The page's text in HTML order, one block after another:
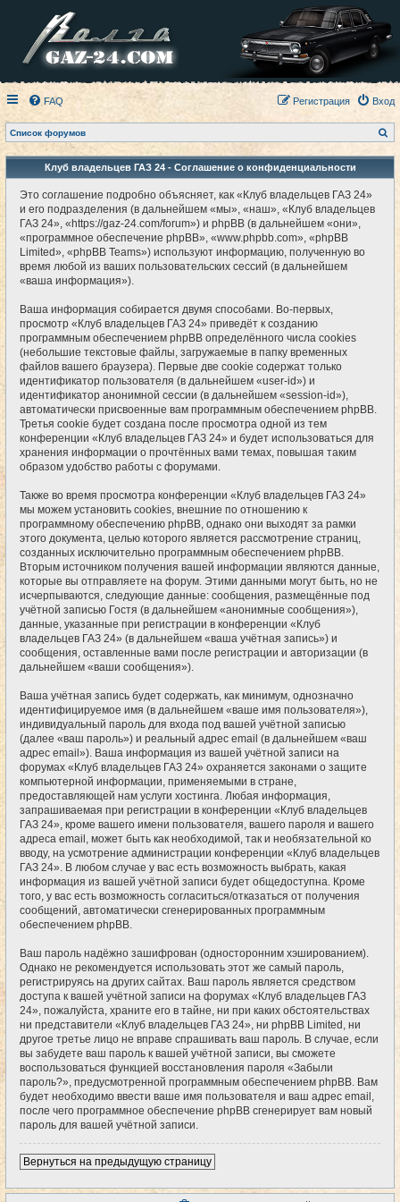
FAQ Вход
Регистрация
Список форумов
о
с
Клуб владельцев ГАЗ 24 - Соглашение о конфиденциальности
Это соглашение подробно объясняет, как «Клуб владельцев ГАЗ 24»
и его подразделения (в дальнейшем «мы», «наш», «Клуб владельцев
ГАЗ 24», «https://gaz-24.com/forum») и phpBB (в дальнейшем «они»,
«программное обеспечение phpBB», «www.phpbb.com», «phpBB
Limited», «phpBB Teams») используют информацию, полученную во
время любой из ваших пользовательских сессий (в дальнейшем
«ваша информация»).
Ваша информация собирается двумя способами. Во-первых,
просмотр «Клуб владельцев ГАЗ 24» приведёт к созданию
программным обеспечением phpBB определённого числа cookies
(небольшие текстовые файлы, загружаемые в папку временных
файлов вашего браузера). Первые две cookie содержат только
идентификатор пользователя (в дальнейшем «user-id») и
идентификатор анонимной сессии (в дальнейшем «session-id»),
автоматически присвоенные вам программным обеспечением phpBB.
Третья cookie будет создана после просмотра одной из тем
конференции «Клуб владельцев ГАЗ 24» и будет использоваться для
хранения информации о прочтённых вами темах, повышая таким
образом удобство работы с форумами.
Также во время просмотра конференции «Клуб владельцев ГАЗ 24»
мы можем установить cookies, внешние по отношению к
программному обеспечению phpBB, однако они выходят за рамки
этого документа, целью которого является рассмотрение страниц,
созданных исключительно программным обеспечением phpBB.
Вторым источником получения вашей информации являются данные,
которые вы отправляете на форум. Этими данными могут быть, но не
исчерпываются, следующие данные: сообщения, размещённые под
учётной записью Гостя (в дальнейшем «анонимные сообщения»),
данные, указанные при регистрации в конференции «Клуб
владельцев ГАЗ 24» (в дальнейшем «ваша учётная запись») и
сообщения, оставленные вами после регистрации и авторизации (в
дальнейшем «ваши сообщения»).
Ваша учётная запись будет содержать, как минимум, однозначно
идентифицируемое имя (в дальнейшем «ваше имя пользователя»),
индивидуальный пароль для входа под вашей учётной записью
(далее «ваш пароль») и реальный адрес email (в дальнейшем «ваш
адрес email»). Ваша информация из вашей учётной записи на
форумах «Клуб владельцев ГАЗ 24» охраняется законами о защите
компьютерной информации, применяемыми в стране,
предоставляющей нам услуги хостинга. Любая информация,
запрашиваемая при регистрации в конференции «Клуб владельцев
ГАЗ 24», кроме вашего имени пользователя, вашего пароля и вашего
адреса email, может быть как необходимой, так и необязательной ко
вводу, на усмотрение администрации конференции «Клуб владельцев
ГАЗ 24». В любом случае у вас есть возможность выбрать, какая
информация из вашей учётной записи будет общедоступна. Кроме
того, у вас есть возможность согласиться/отказаться от получения
сообщений, автоматически сгенерированных программным
обеспечением phpBB.
Ваш пароль надёжно зашифрован (односторонним хэшированием).
Однако не рекомендуется использовать этот же самый пароль,
регистрируясь на других сайтах. Ваш пароль является средством
доступа к вашей учётной записи на форумах «Клуб владельцев ГАЗ
24», пожалуйста, храните его в тайне, ни при каких обстоятельствах
ни представители «Клуб владельцев ГАЗ 24», ни phpBB Limited, ни
другое третье лицо не вправе спрашивать ваш пароль. В случае, если
вы забудете ваш пароль к вашей учётной записи, вы сможете
воспользоваться функцией восстановления пароля «Забыли
пароль?», предусмотренной программным обеспечением phpBB. Вам
будет необходимо ввести ваше имя пользователя и ваш адрес email,
после чего программное обеспечение phpBB сгенерирует вам новый
пароль для вашей учётной записи.
Вернуться на предыдущую страницу